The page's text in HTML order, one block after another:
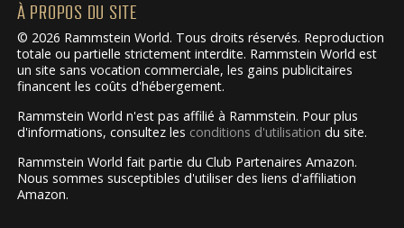
À PROPOS DU SITE
© 2026 Rammstein World. Tous droits réservés. Reproduction
totale ou partielle strictement interdite. Rammstein World est
un site sans vocation commerciale, les gains publicitaires
financent les coûts d'hébergement.
Rammstein World n'est pas affilié à Rammstein. Pour plus
d'informations, consultez les conditions d'utilisation du site.
Rammstein World fait partie du Club Partenaires Amazon.
Nous sommes susceptibles d'utiliser des liens d'affiliation
Amazon.